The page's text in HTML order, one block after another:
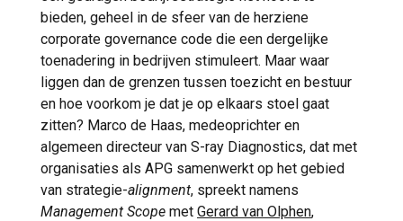
bieden, geheel in de sfeer van de herziene
corporate governance code die een dergelijke
toenadering in bedrijven stimuleert. Maar waar
liggen dan de grenzen tussen toezicht en bestuur
en hoe voorkom je dat je op elkaars stoel gaat
zitten? Marco de Haas, medeoprichter en
algemeen directeur van S-ray Diagnostics, dat met
organisaties als APG samenwerkt op het gebied
van strategie-alignment, spreekt namens
Management Scope met Gerard van Olphen,